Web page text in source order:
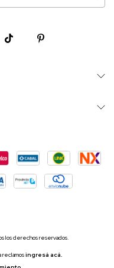
los derechos reservados.
reclamosingresá acá.